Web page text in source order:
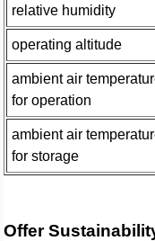
relative humidity
operating altitude
ambient air
for operation
ambient air
for storage
Offer